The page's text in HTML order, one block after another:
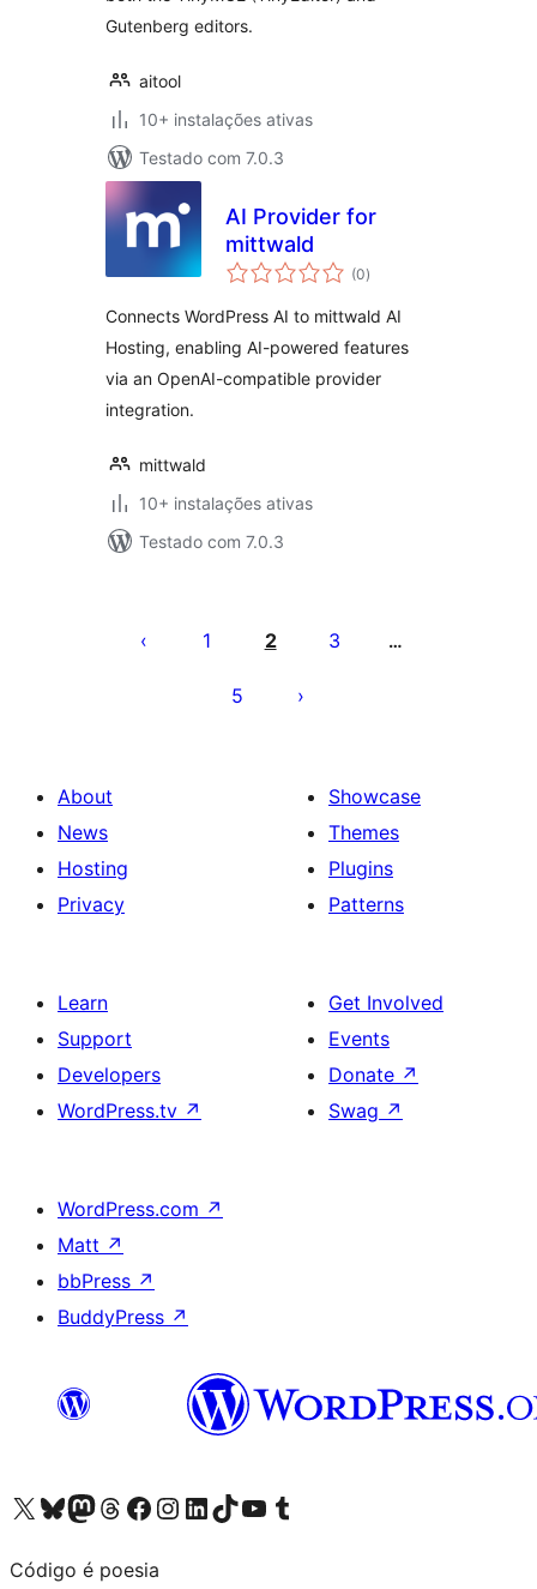
Gutenberg editors.
aitool
10+ instalações ativas
Testado com 7.0.3
AI Provider for
mittwald
(0avaliações
totais
)
Connects WordPress AI to mittwald AI
Hosting, enabling AI-powered features
via an OpenAI-compatible provider
integration.
mittwald
10+ instalações ativas
Testado com 7.0.3
pagination
1 2 3 …
5
About
News
Hosting
Privacy
Showcase
Themes
Plugins
Patterns
Learn
Support
Developers
WordPress.tv ↗
Get Involved
Events
Donate ↗
Swag ↗
WordPress.com ↗
Matt ↗
bbPress ↗
BuddyPress ↗
Visit our X (formerly Twitter) account
Visit our Bluesky account
Visit our Mastodon account
Visit our Threads account
Visit our Facebook page
Visit our Instagram account
Visit our LinkedIn account
Visit our TikTok account
Visit our YouTube channel
Visit our Tumblr account
Código é poesia